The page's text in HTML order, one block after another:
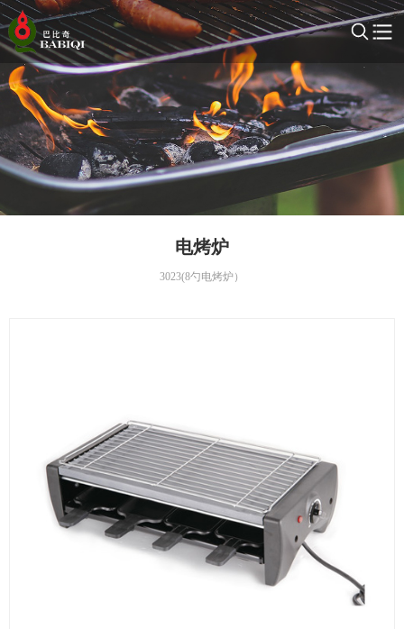
电烤炉
3023(8勺电烤炉）